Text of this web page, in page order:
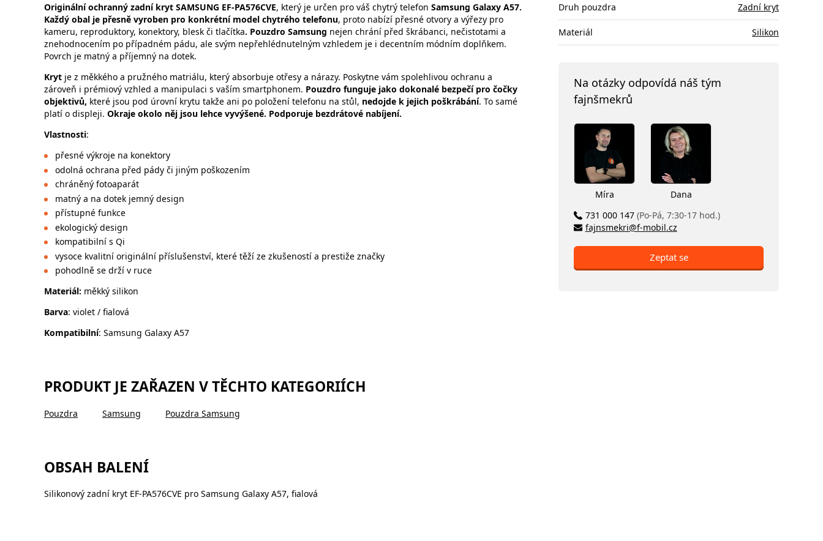
Originální ochranný zadní kryt SAMSUNG EF-PA576CVE, který je určen pro váš chytrý telefon Samsung Galaxy A57.
Každý obal je přesně vyroben pro konkrétní model chytrého telefonu, proto nabízí přesné otvory a výřezy pro
kameru, reproduktory, konektory, blesk či tlačítka. Pouzdro Samsung nejen chrání před škrábanci, nečistotami a
znehodnocením po případném pádu, ale svým nepřehlédnutelným vzhledem je i decentním módním doplňkem.
Povrch je matný a příjemný na dotek.
Kryt je z měkkého a pružného matriálu, který absorbuje otřesy a nárazy. Poskytne vám spolehlivou ochranu a
zároveň i prémiový vzhled a manipulaci s vaším smartphonem. Pouzdro funguje jako dokonalé bezpečí pro čočky
objektivů, které jsou pod úrovní krytu takže ani po položení telefonu na stůl, nedojde k jejich poškrábání. To samé
platí o displeji. Okraje okolo něj jsou lehce vyvýšené. Podporuje bezdrátové nabíjení.
Vlastnosti:
přesné výkroje na konektory
odolná ochrana před pády či jiným poškozením
chráněný fotoaparát
matný a na dotek jemný design
přístupné funkce
ekologický design
kompatibilní s Qi
vysoce kvalitní originální příslušenství, které těží ze zkušeností a prestiže značky
pohodlně se drží v ruce
Materiál: měkký silikon
Barva: violet / fialová
Kompatibilní: Samsung Galaxy A57
PRODUKT JE ZAŘAZEN V TĚCHTO KATEGORIÍCH
Pouzdra Samsung Pouzdra Samsung
OBSAH BALENÍ
Silikonový zadní kryt EF-PA576CVE pro Samsung Galaxy A57, fialová
Druh pouzdra Zadní kryt
Materiál Silikon
Na otázky odpovídá náš tým
fajnšmekrů
Míra
Dana
731 000 147 (Po-Pá, 7:30-17 hod.)
fajnsmekri@f-mobil.cz
Zeptat se